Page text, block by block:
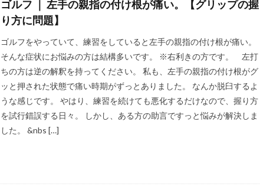
ゴルフ ｜ 左手の親指の付け根が痛い。【グリップの握
り方に問題】
ゴルフをやっていて、練習をしていると左手の親指の付け根が痛い。
そんな症状にお悩みの方は結構多いです。 ※右利きの方です。 左打
ちの方は逆の解釈を持ってください。 私も、左手の親指の付け根がグ
ッと押された状態で痛い時期がずっとありました。 なんか脱臼するよ
うな感じです。 やはり、練習を続けても悪化するだけなので、握り方
を試行錯誤する日々。 しかし、ある方の助言ですっと悩みが解決しま
した。 &nbs […]